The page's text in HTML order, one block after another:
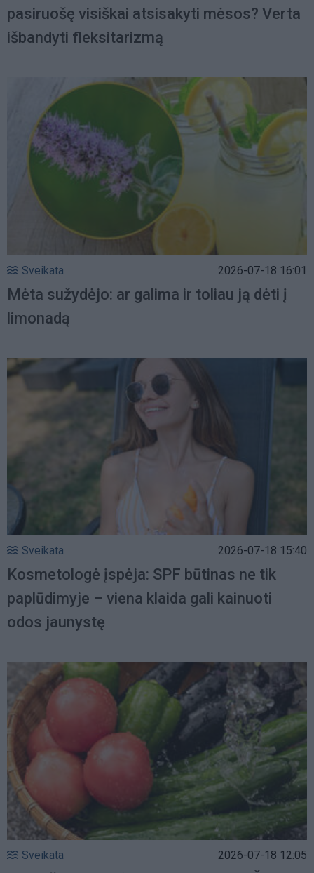
pasiruošę visiškai atsisakyti mėsos? Verta
išbandyti fleksitarizmą
Sveikata 2026-07-18 16:01
Mėta sužydėjo: ar galima ir toliau ją dėti į
limonadą
Sveikata 2026-07-18 15:40
Kosmetologė įspėja: SPF būtinas ne tik
paplūdimyje – viena klaida gali kainuoti
odos jaunystę
Sveikata 2026-07-18 12:05